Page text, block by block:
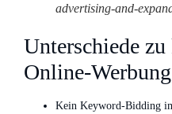
advertising-and-
Unterschiede
Online-Werbung
Kein Keyword-Bidding